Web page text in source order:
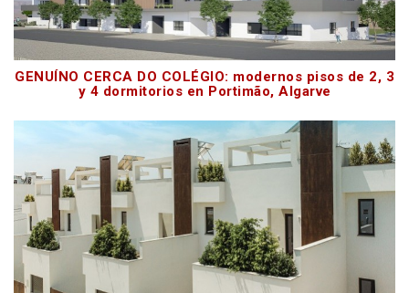
GENUÍNO CERCA DO COLÉGIO: modernos pisos de 2, 3
y 4 dormitorios en Portimão, Algarve